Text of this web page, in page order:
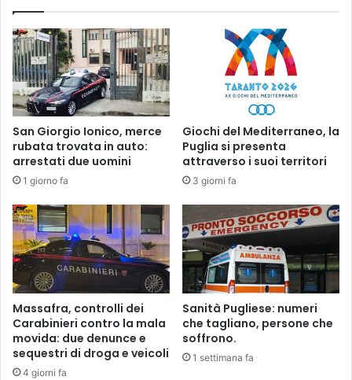
i
t
o
u
n
l
o
c
l
e
i
n
v
i
a
S
v
e
v
o
v
v
e
r
t
m
t
o
a
d
u
n
i
m
p
r
e
n
San Giorgio Ionico, merce
rubata trovata in auto:
arrestati due uomini
1 giorno fa
Giochi del Mediterraneo, la
Puglia si presenta
attraverso i suoi territori
3 giorni fa
Massafra, controlli dei
Carabinieri contro la mala
movida: due denunce e
sequestri di droga e veicoli
4 giorni fa
Sanità Pugliese: numeri
che tagliano, persone che
soffrono.
1 settimana fa